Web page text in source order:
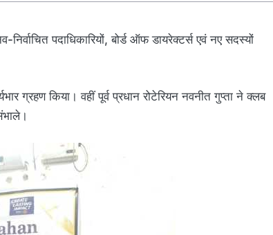
पदाधिकारियों, बोर्ड ऑफ डायरेक्टर्स एवं नए सदस्यों
ग्रहण किया। वहीं पूर्व प्रधान रोटेरियन नवनीत गुप्ता ने क्लब